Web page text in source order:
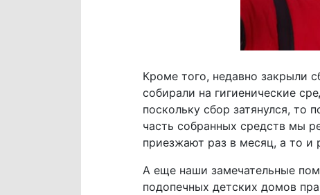
Кроме того, недавно закрыли
собирали на гигиенические
поскольку сбор затянулся, то
часть собранных средств мы
приезжают раз в месяц, а то и
А еще наши замечательные
подопечных детских домов